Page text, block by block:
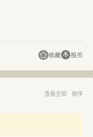
收藏 投币
查看全部 倒序